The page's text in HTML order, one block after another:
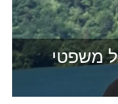
משפטי